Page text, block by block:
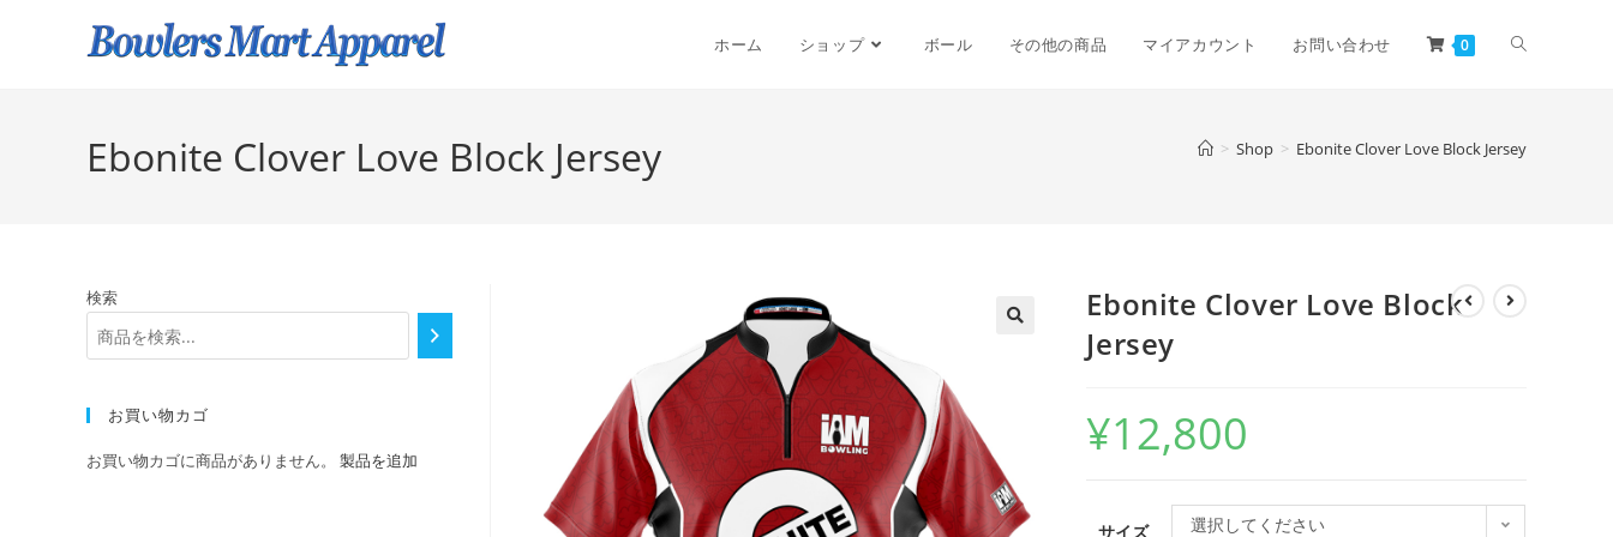
ホーム ショップ ボール その他の商品 マイアカウント お問い合わせ 0
Ebonite Clover Love Block Jersey > Shop > Ebonite Clover Love Block Jersey
Ebonite Clover Love Block
Jersey
¥12,800
サイズ 選択してください
検索
お買い物カゴ
お買い物カゴに商品がありません。 製品を追加